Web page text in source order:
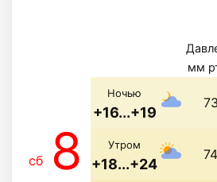
сб 8
мм
Ночью
+16...+19
Утром
+18...+24